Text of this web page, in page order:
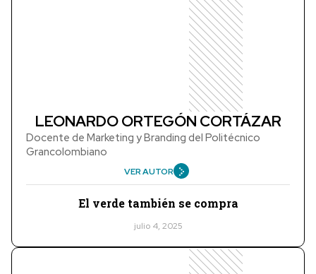
LEONARDO ORTEGÓN CORTÁZAR
Docente de Marketing y Branding del Politécnico
Grancolombiano
VER AUTOR
El verde también se compra
julio 4, 2025